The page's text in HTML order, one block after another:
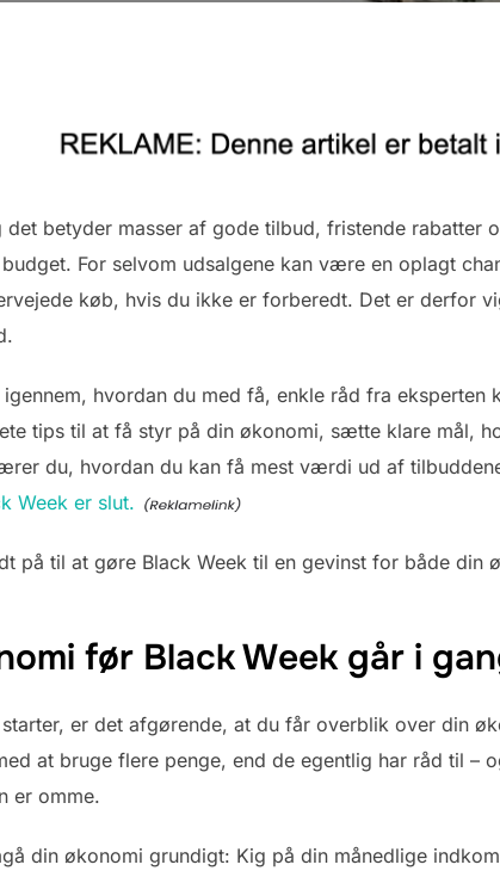
betyder masser af gode tilbud, fristende rabatter
For selvom udsalgene kan være en oplagt
køb, hvis du ikke er forberedt. Det er derfor
hvordan du med få, enkle råd fra
tips til at få styr på din økonomi, sætte klare mål,
du, hvordan du kan få mest værdi ud af
Week er slut.
til at gøre Black Week til en gevinst for både din
før Black Week går i
er det afgørende, at du får overblik over din
at bruge flere penge, end de egentlig har råd til –
er omme.
din økonomi grundigt: Kig på din månedlige